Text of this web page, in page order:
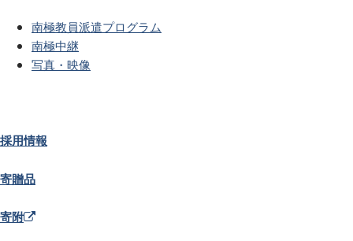
南極教員派遣プログラム
南極中継
写真・映像
採用情報
寄贈品
寄附